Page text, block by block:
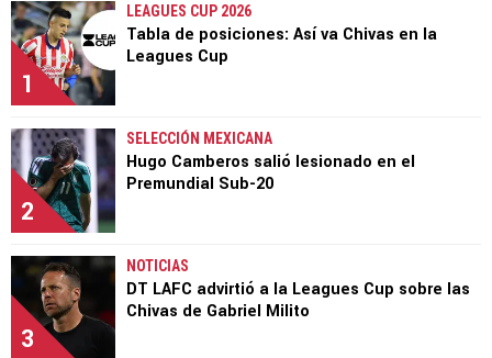
1
LEAGUES CUP 2026
Tabla de posiciones: Así va Chivas en la
Leagues Cup
2
SELECCIÓN MEXICANA
Hugo Camberos salió lesionado en el
Premundial Sub-20
3
NOTICIAS
DT LAFC advirtió a la Leagues Cup sobre las
Chivas de Gabriel Milito